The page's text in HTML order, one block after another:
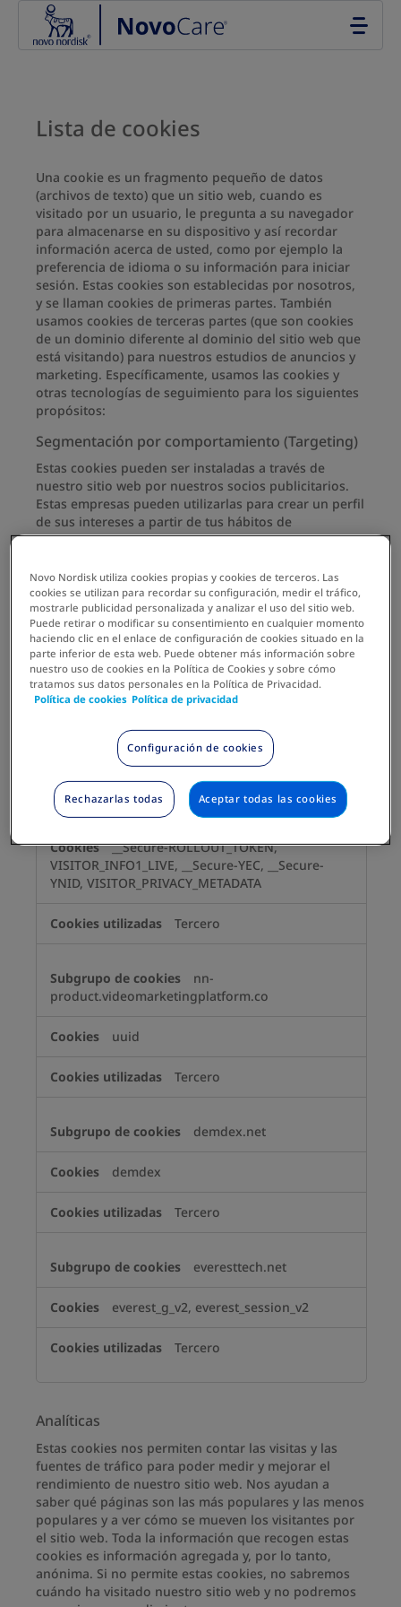
Go to the page content
Lista de cookies
Una cookie es un fragmento pequeño de datos
(archivos de texto) que un sitio web, cuando es
visitado por un usuario, le pregunta a su navegador
para almacenarse en su dispositivo y así recordar
información acerca de usted, como por ejemplo la
preferencia de idioma o su información para iniciar
sesión. Estas cookies son establecidas por nosotros,
y se llaman cookies de primeras partes. También
usamos cookies de terceras partes (que son cookies
de un dominio diferente al dominio del sitio web que
está visitando) para nuestros estudios de anuncios y
marketing. Específicamente, usamos las cookies y
otras tecnologías de seguimiento para los siguientes
propósitos:
Segmentación por comportamiento (Targeting)
Estas cookies pueden ser instaladas a través de
nuestro sitio web por nuestros socios publicitarios.
Estas empresas pueden utilizarlas para crear un perfil
de sus intereses a partir de tus hábitos de
navegación (por ejemplo, páginas visitadas) y
No almacenan información personal directa, sino que
se basan en identificar de manera exclusiva su
navegador y su dispositivo de Internet. Si no permite
estas cookies, recibirá menos publicidad dirigida.
Segmentación
por
comportamiento
novocare.com.co
Propia
youtube.com
__Secure-ROLLOUT_TOKEN,
VISITOR_INFO1_LIVE, __Secure-YEC, __Secure-
YNID, VISITOR_PRIVACY_METADATA
Tercero
nn-
product.videomarketingplatform.co
uuid
Tercero
demdex.net
demdex
Tercero
everesttech.net
everest_g_v2, everest_session_v2
Tercero
Analíticas
Estas cookies nos permiten contar las visitas y las
fuentes de tráfico para poder medir y mejorar el
rendimiento de nuestro sitio web. Nos ayudan a
saber qué páginas son las más populares y las menos
populares y a ver cómo se mueven los visitantes por
el sitio web. Toda la información que recogen estas
cookies es información agregada y, por lo tanto,
anónima. Si no permite estas cookies, no sabremos
cuándo ha visitado nuestro sitio web y no podremos
Novo Nordisk utiliza cookies propias y cookies de terceros. Las
cookies se utilizan para recordar su configuración, medir el tráfico,
mostrarle publicidad personalizada y analizar el uso del sitio web.
Puede retirar o modificar su consentimiento en cualquier momento
haciendo clic en el enlace de configuración de cookies situado en la
parte inferior de esta web. Puede obtener más información sobre
nuestro uso de cookies en la Política de Cookies y sobre cómo
tratamos sus datos personales en la Política de Privacidad.
Política de cookies Política de privacidad
Configuración de cookies
Rechazarlas todas Aceptar todas las cookies